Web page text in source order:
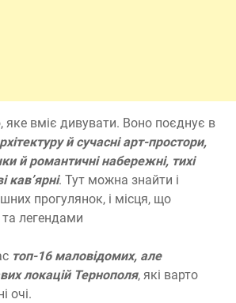
яке вміє дивувати. Воно поєднує в
й сучасні арт-простори,
й романтичні набережні, тихі
кав’ярні. Тут можна знайти і
прогулянок, і місця, що
легендами
топ-16 маловідомих, але
локацій Тернополя, які варто
очі.